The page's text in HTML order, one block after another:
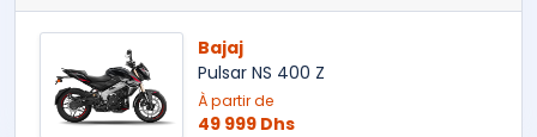
Bajaj
Pulsar NS 400 Z
À partir de
49 999 Dhs